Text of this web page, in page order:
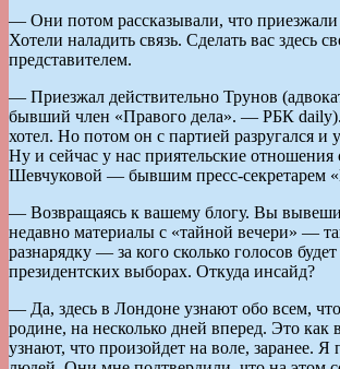
— Они потом рассказывали, что
Хотели наладить связь. Сделать вас здесь
представителем.
— Приезжал действительно Трунов
бывший член «Правого дела». — РБК daily).
хотел. Но потом он с партией разругался и
Ну и сейчас у нас приятельские отношения
Шевчуковой — бывшим пресс-секретарем
— Возвращаясь к вашему блогу. Вы
недавно материалы с «тайной вечери» —
разнарядку — за кого сколько голосов
президентских выборах. Откуда инсайд?
— Да, здесь в Лондоне узнают обо всем,
родине, на несколько дней вперед. Это
узнают, что произойдет на воле, заранее. Я